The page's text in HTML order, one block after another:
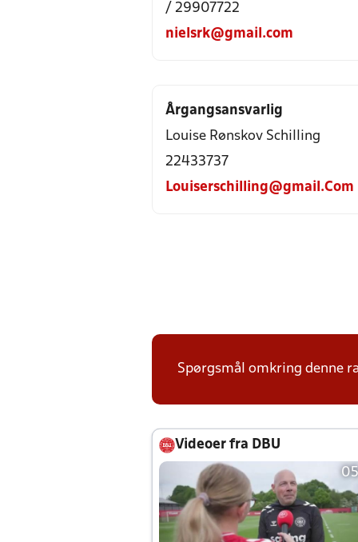
/ 29907722
nielsrk@gmail.com
Årgangsansvarlig
Louise Rønskov Schilling
22433737
Louiserschilling@gmail.Com
Spørgsmål omkring denne
Videoer fra DBU